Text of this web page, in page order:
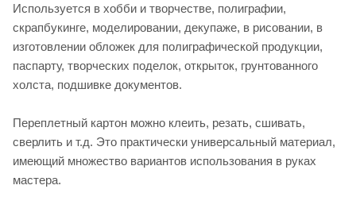
Используется в хобби и творчестве, полиграфии,
скрапбукинге, моделировании, декупаже, в рисовании, в
изготовлении обложек для полиграфической продукции,
паспарту, творческих поделок, открыток, грунтованного
холста, подшивке документов.
Переплетный картон можно клеить, резать, сшивать,
сверлить и т.д. Это практически универсальный материал,
имеющий множество вариантов использования в руках
мастера.